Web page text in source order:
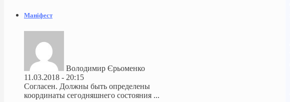
Маніфест
Володимир Єрьоменко
11.03.2018 - 20:15
Согласен. Должны быть определены
координаты сегодняшнего состояния ...